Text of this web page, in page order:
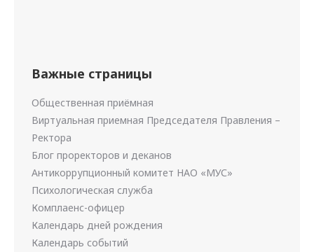
Важные страницы
Общественная приёмная
Виртуальная приемная Председателя Правления –
Ректора
Блог проректоров и деканов
Антикоррупционный комитет НАО «МУС»
Психологическая служба
Комплаенс-офицер
Календарь дней рождения
Календарь событий